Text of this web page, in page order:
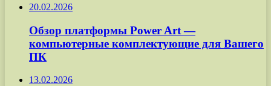
20.02.2026
Обзор платформы Power Art —
компьютерные комплектующие для Вашего
ПК
13.02.2026